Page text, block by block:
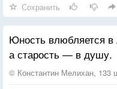
Ах, юность, юность!
Самоотверженно и
Душа кидается в
Руководимые из брюк.
* * *
Сохранить
Юность влюбляется
а старость — в душу.
© Константин Мелихан, 133